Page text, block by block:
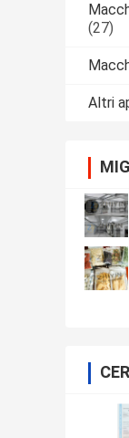
(27)
Altri